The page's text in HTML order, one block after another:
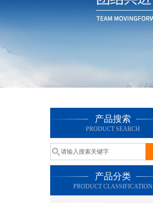
产品搜索
PRODUCT SEARCH
产品分类
PRODUCT CLASSIFICATION